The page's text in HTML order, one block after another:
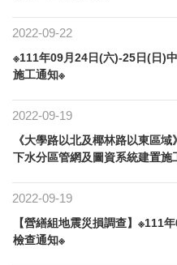
2022-09-22
※111年09月24日(六)-25日(日)
施工通知※
2022-09-19
《大學路以北及椰林路以東區
下水分區管網及圖資系統建置施
2022-09-19
【營繕組地震災損調查】※111
檢查通知※